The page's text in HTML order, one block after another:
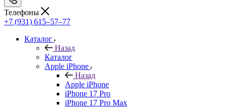
Телефоны
+7 (931) 615‒57‒77
Каталог
Назад
Каталог
Apple iPhone
Назад
Apple iPhone
iPhone 17 Pro
iPhone 17 Pro Max